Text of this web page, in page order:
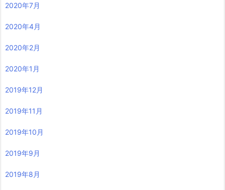
2020年7月
2020年4月
2020年2月
2020年1月
2019年12月
2019年11月
2019年10月
2019年9月
2019年8月